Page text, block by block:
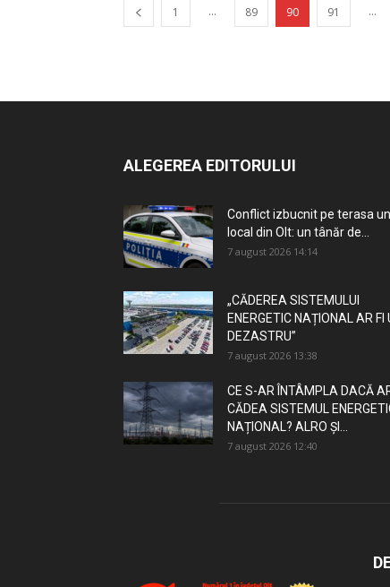
1 ... 89 90 91 ...
ALEGEREA EDITORULUI
Conflict izbucnit pe terasa
local din Olt: un tânăr de...
7 august 2026 14:14
„CĂDEREA SISTEMULUI
ENERGETIC NAȚIONAL AR FI
DEZASTRU”
7 august 2026 13:38
CE S-AR ÎNTÂMPLA DACĂ
CĂDEA SISTEMUL
NAȚIONAL? ALRO ȘI...
7 august 2026 12:40